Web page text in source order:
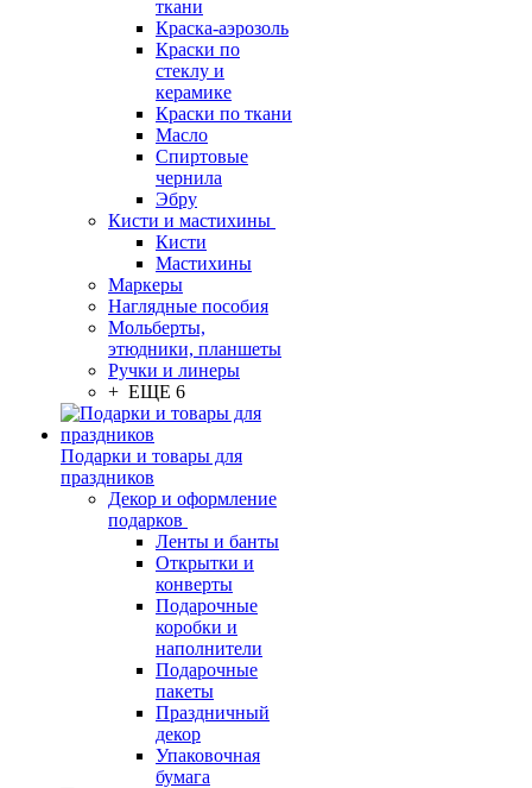
ткани
Краска-аэрозоль
Краски по
стеклу и
керамике
Краски по ткани
Масло
Спиртовые
чернила
Эбру
Кисти и мастихины
Кисти
Мастихины
Маркеры
Наглядные пособия
Мольберты,
этюдники, планшеты
Ручки и линеры
+ ЕЩЕ 6
Подарки и товары для
праздников
Декор и оформление
подарков
Ленты и банты
Открытки и
конверты
Подарочные
коробки и
наполнители
Подарочные
пакеты
Праздничный
декор
Упаковочная
бумага